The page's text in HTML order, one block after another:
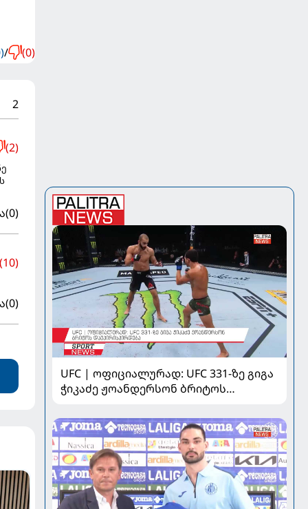
/ (0)
2
(2)
(0)
(0)
UFC | ოფიციალურად: UFC 331-ზე გიგა
ჭიკაძე ჟოანდერსონ ბრიტოს